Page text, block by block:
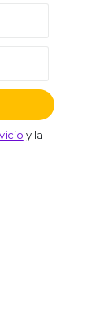
y la